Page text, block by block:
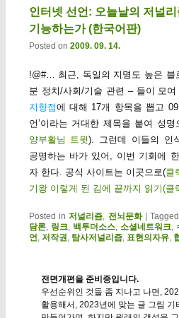
인터넷 선언: 오늘날의 저널리
기능하는가 (한국어판)
Posted on 2009. 09. 14.
!@#… 최근, 독일의 지명도 높은 블
분 정치/사회/기술 관련 – 들이 모여
지향점에 대해 17개 항목을 뽑고
언’이라는 거대한 제목을 붙여 성
양부활님 트윗). 그런데 이들의 인
공명하는 바가 있어, 이번 기회에
자 한다. 공식 사이트는 이곳으로(클
기왕 이렇게 된 김에 끝까지 읽기(클
Posted in 저널리즘, 전뇌문화 |Tagged
담론, 링크, 백투더소스,소셜네트워크,
언, 저작권, 탐사저널리즘, 표현의자유,
전면개편을 준비중입니다.
우선순위인 것들 좀 지나고 나면,
활용해서, 2023년에 맞는 글 그림 기